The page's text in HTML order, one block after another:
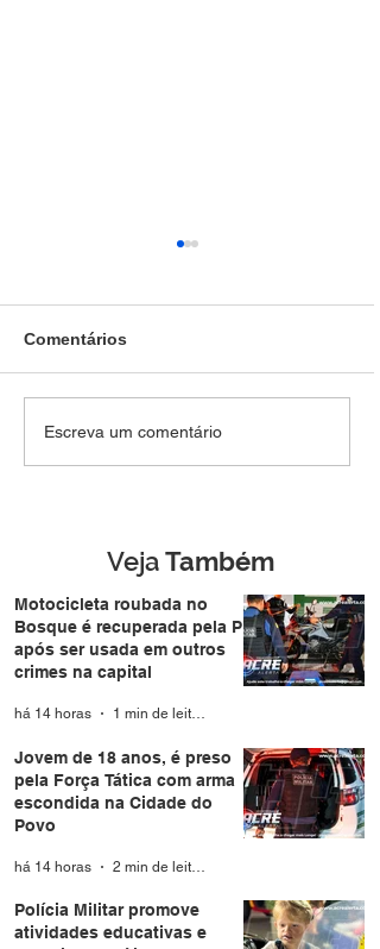
Jovem de 18 anos, é
Comentários
Escreva um comentário
VejaTambém
Motocicleta roubada no
Bosque é recuperada pela PM
após ser usada em outros
crimes na capital
há 14 horas 1 min de leitura
Jovem de 18 anos, é preso
pela Força Tática com arma
escondida na Cidade do
Povo
há 14 horas 2 min de leitura
Polícia Militar promove
atividades educativas e